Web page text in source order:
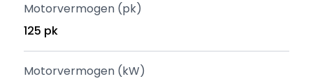
Motorvermogen (pk)
125 pk
Motorvermogen (kW)